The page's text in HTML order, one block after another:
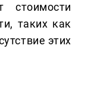
стоимости
таких как
этих